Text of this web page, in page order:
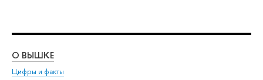
О ВЫШКЕ
Цифры и факты